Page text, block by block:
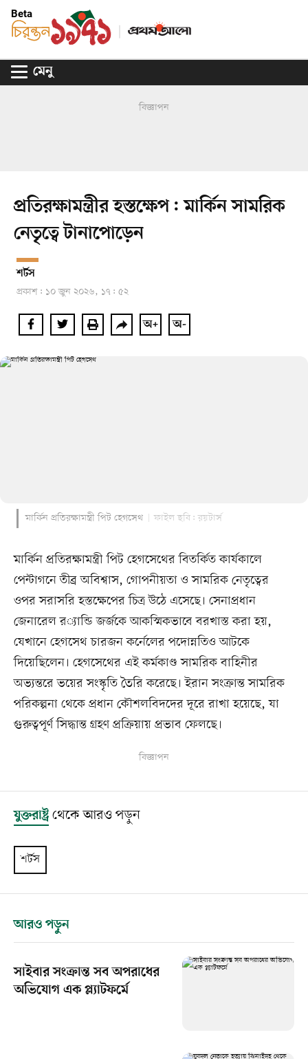
Beta
মেনু
বিজ্ঞাপন
প্রতিরক্ষামন্ত্রীর হস্তক্ষেপ: মার্কিন সামরিক
নেতৃত্বে টানাপোড়েন
শর্টস
প্রকাশ: ১০ জুন ২০২৬, ১৭: ৫২
মার্কিন প্রতিরক্ষামন্ত্রী পিট হেগসেথ ফাইল ছবি: রয়টার্স
মার্কিন প্রতিরক্ষামন্ত্রী পিট হেগসেথের বিতর্কিত কার্যকালে
পেন্টাগনে তীব্র অবিশ্বাস, গোপনীয়তা ও সামরিক নেতৃত্বের
ওপর সরাসরি হস্তক্ষেপের চিত্র উঠে এসেছে। সেনাপ্রধান
জেনারেল র‌্যান্ডি জর্জকে আকস্মিকভাবে বরখাস্ত করা হয়,
যেখানে হেগসেথ চারজন কর্নেলের পদোন্নতিও আটকে
দিয়েছিলেন। হেগসেথের এই কর্মকাণ্ড সামরিক বাহিনীর
অভ্যন্তরে ভয়ের সংস্কৃতি তৈরি করেছে। ইরান সংক্রান্ত সামরিক
পরিকল্পনা থেকে প্রধান কৌশলবিদদের দূরে রাখা হয়েছে, যা
গুরুত্বপূর্ণ সিদ্ধান্ত গ্রহণ প্রক্রিয়ায় প্রভাব ফেলছে।
বিজ্ঞাপন
যুক্তরাষ্ট্রথেকে আরও পড়ুন
শর্টস
আরও পড়ুন
সাইবার সংক্রান্ত সব অপরাধের
অভিযোগ এক প্ল্যাটফর্মে